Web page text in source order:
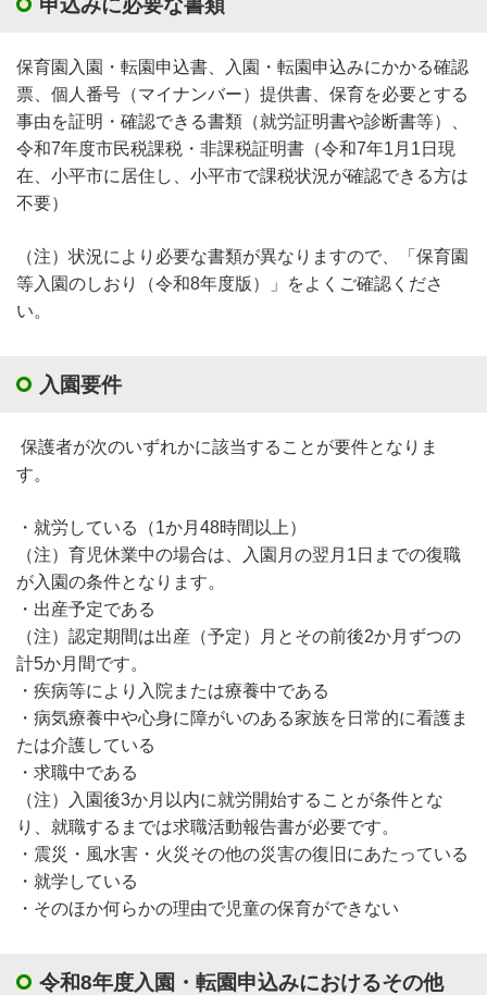
申込みに必要な書類
保育園入園・転園申込書、入園・転園申込みにかかる確認
票、個人番号（マイナンバー）提供書、保育を必要とする
事由を証明・確認できる書類（就労証明書や診断書等）、
令和7年度市民税課税・非課税証明書（令和7年1月1日現
在、小平市に居住し、小平市で課税状況が確認できる方は
不要）
（注）状況により必要な書類が異なりますので、「保育園
等入園のしおり（令和8年度版）」をよくご確認くださ
い。
入園要件
保護者が次のいずれかに該当することが要件となりま
す。
・就労している（1か月48時間以上）
（注）育児休業中の場合は、入園月の翌月1日までの復職
が入園の条件となります。
・出産予定である
（注）認定期間は出産（予定）月とその前後2か月ずつの
計5か月間です。
・疾病等により入院または療養中である
・病気療養中や心身に障がいのある家族を日常的に看護ま
たは介護している
・求職中である
（注）入園後3か月以内に就労開始することが条件とな
り、就職するまでは求職活動報告書が必要です。
・震災・風水害・火災その他の災害の復旧にあたっている
・就学している
・そのほか何らかの理由で児童の保育ができない
令和8年度入園・転園申込みにおけるその他